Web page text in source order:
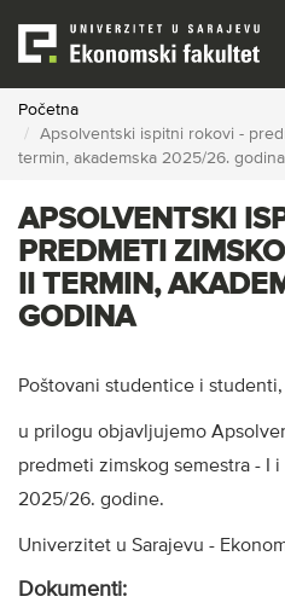
main
content
Početna
Apsolventski ispitni rokovi -
termin, akademska 2025/26. godina
APSOLVENTSKI
PREDMETI
II TERMIN,
GODINA
Poštovani studentice i studenti,
u prilogu objavljujemo
predmeti zimskog semestra - I
2025/26. godine.
Univerzitet u Sarajevu -
Dokumenti: